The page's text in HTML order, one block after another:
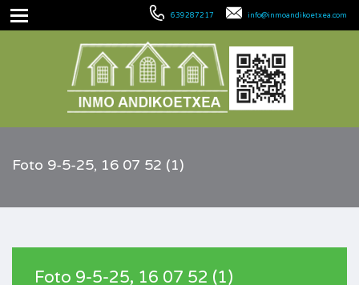
639287217 info@inmoandikoetxea.com
Foto 9-5-25, 16 07 52 (1)
Foto 9-5-25, 16 07 52 (1)